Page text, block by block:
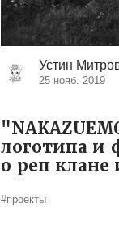
Устин
25 нояб. 2019
логотипа и
о реп клане
#проекты